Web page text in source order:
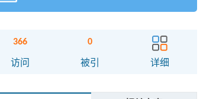
366
访问
0
被引 详细